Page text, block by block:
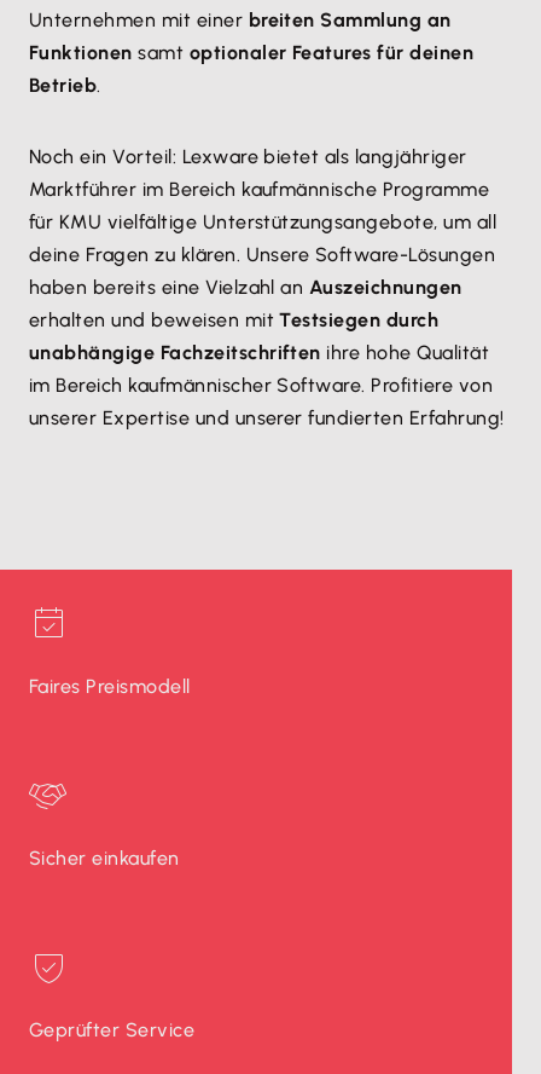
Unternehmen mit einer breiten Sammlung an
Funktionen samt optionaler Features für deinen
Betrieb.
Noch ein Vorteil: Lexware bietet als langjähriger
Marktführer im Bereich kaufmännische Programme
für KMU vielfältige Unterstützungsangebote, um all
deine Fragen zu klären. Unsere Software-Lösungen
haben bereits eine Vielzahl an Auszeichnungen
erhalten und beweisen mitTestsiegen durch
unabhängige Fachzeitschriften ihre hohe Qualität
im Bereich kaufmännischer Software. Profitiere von
unserer Expertise und unserer fundierten Erfahrung!
Faires Preismodell
Sicher einkaufen
Geprüfter Service